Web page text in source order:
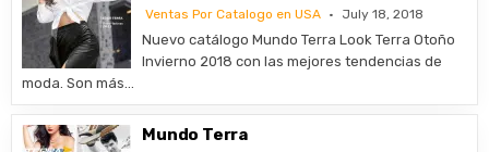
Ventas Por Catalogo en USA July 18, 2018
Nuevo catálogo Mundo Terra Look Terra Otoño
Invierno 2018 con las mejores tendencias de
moda. Son más…
Mundo Terra